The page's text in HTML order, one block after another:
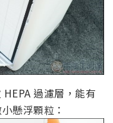
過濾層，能有
懸浮顆粒：